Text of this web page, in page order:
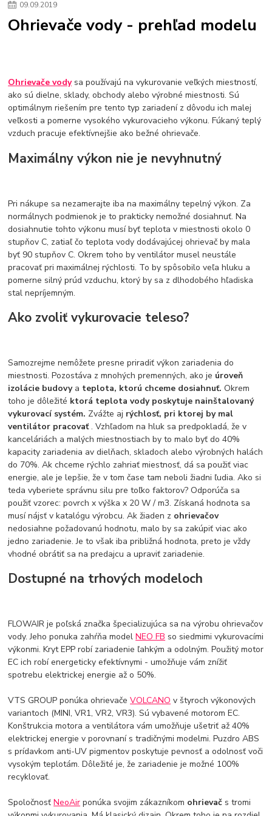
zlaté doplnky
Drezové batérie
Umyvadlové batérie
Kuchynské batérie
Jesenné trendy 2018
Dizajn interiériu
Doplnky do domácnosti
čalúnená textília
Poťahové látky
Poťahové látky na nábytok
Provence
Usporiadanie obývacej izby Nábytok Boxy a obedáre
09.09.2019
Ohrievače vody - prehľad modelu
Ohrievače vodysa používajú na vykurovanie veľkých miestností,
ako sú dielne, sklady, obchody alebo výrobné miestnosti. Sú
optimálnym riešením pre tento typ zariadení z dôvodu ich malej
veľkosti a pomerne vysokého vykurovacieho výkonu. Fúkaný teplý
vzduch pracuje efektívnejšie ako bežné ohrievače.
Maximálny výkon nie je nevyhnutný
Pri nákupe sa nezamerajte iba na maximálny tepelný výkon. Za
normálnych podmienok je to prakticky nemožné dosiahnuť. Na
dosiahnutie tohto výkonu musí byť teplota v miestnosti okolo 0
stupňov C, zatiaľ čo teplota vody dodávajúcej ohrievač by mala
byť 90 stupňov C. Okrem toho by ventilátor musel neustále
pracovať pri maximálnej rýchlosti. To by spôsobilo veľa hluku a
pomerne silný prúd vzduchu, ktorý by sa z dlhodobého hľadiska
stal nepríjemným.
Ako zvoliť vykurovacie teleso?
Samozrejme nemôžete presne priradiť výkon zariadenia do
miestnosti. Pozostáva z mnohých premenných, ako je úroveň
izolácie budovy a teplota, ktorú chceme dosiahnuť.Okrem
toho je dôležité ktorá teplota vody poskytuje nainštalovaný
vykurovací systém. Zvážte aj rýchlosť, pri ktorej by mal
ventilátor pracovať. Vzhľadom na hluk sa predpokladá, že v
kanceláriách a malých miestnostiach by to malo byť do 40%
kapacity zariadenia av dielňach, skladoch alebo výrobných halách
do 70%. Ak chceme rýchlo zahriať miestnosť, dá sa použiť viac
energie, ale je lepšie, že v tom čase tam neboli žiadni ľudia. Ako si
teda vyberiete správnu silu pre toľko faktorov? Odporúča sa
použiť vzorec: povrch x výška x 20 W / m3. Získaná hodnota sa
musí nájsť v katalógu výrobcu. Ak žiaden z ohrievačov
nedosiahne požadovanú hodnotu, malo by sa zakúpiť viac ako
jedno zariadenie. Je to však iba približná hodnota, preto je vždy
vhodné obrátiť sa na predajcu a upraviť zariadenie.
Dostupné na trhových modeloch
FLOWAIR je poľská značka špecializujúca sa na výrobu ohrievačov
vody. Jeho ponuka zahŕňa modelNEO FB so siedmimi vykurovacími
výkonmi. Kryt EPP robí zariadenie ľahkým a odolným. Použitý motor
EC ich robí energeticky efektívnymi - umožňuje vám znížiť
spotrebu elektrickej energie až o 50%.
VTS GROUP ponúka ohrievačeVOLCANO v štyroch výkonových
variantoch (MINI, VR1, VR2, VR3). Sú vybavené motorom EC.
Konštrukcia motora a ventilátora vám umožňuje ušetriť až 40%
elektrickej energie v porovnaní s tradičnými modelmi. Puzdro ABS
s prídavkom anti-UV pigmentov poskytuje pevnosť a odolnosť voči
vysokým teplotám. Dôležité je, že zariadenie je možné 100%
recyklovať.
SpoločnosťNeoAir ponúka svojim zákazníkom ohrievač s tromi